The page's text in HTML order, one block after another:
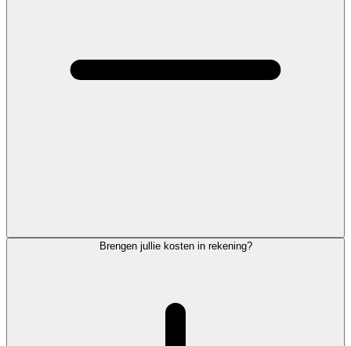
Brengen jullie kosten in rekening?